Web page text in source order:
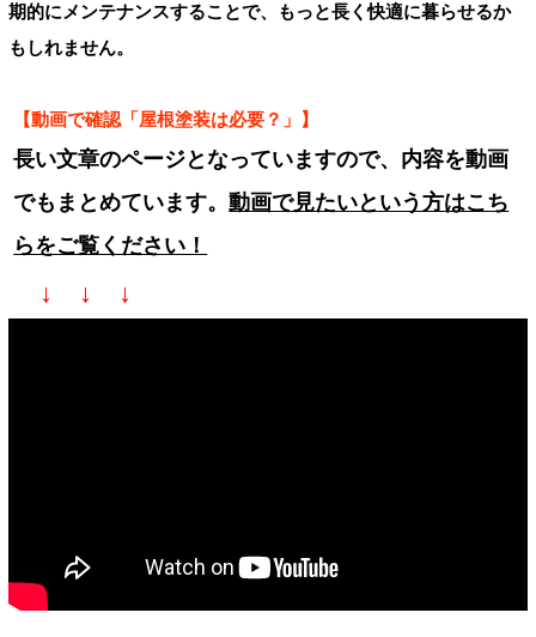
期的にメンテナンスすることで、もっと長く快適に暮らせるか
もしれません。
【動画で確認「屋根塗装は必要？」】
長い文章のページとなっていますので、内容を動画
でもまとめています。動画で見たいという方はこち
らをご覧ください！
↓ ↓ ↓